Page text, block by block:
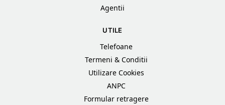
Agentii
UTILE
Telefoane
Termeni & Conditii
Utilizare Cookies
ANPC
Formular retragere